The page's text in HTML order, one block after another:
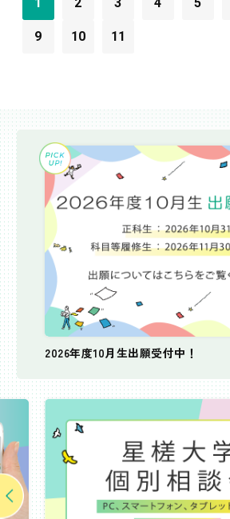
9 10 11
2026年度10月生出願受付中！